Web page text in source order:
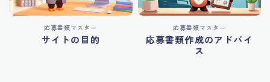
応募書類マスター
サイトの目的
応募書類マスター
応募書類作成のアドバイ
ス